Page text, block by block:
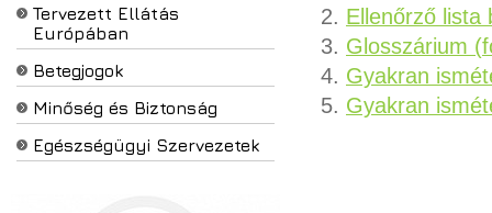
Tervezett Ellátás
Európában
Betegjogok
Minőség és Biztonság
Egészségügyi Szervezetek
2. Ellenőrző lista
3. Glosszárium
4. Gyakran
5. Gyakran